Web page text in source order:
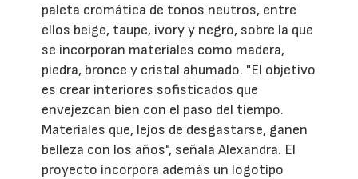
paleta cromática de tonos neutros, entre
ellos beige, taupe, ivory y negro, sobre la que
se incorporan materiales como madera,
piedra, bronce y cristal ahumado. "El objetivo
es crear interiores sofisticados que
envejezcan bien con el paso del tiempo.
Materiales que, lejos de desgastarse, ganen
belleza con los años", señala Alexandra. El
proyecto incorpora además un logotipo